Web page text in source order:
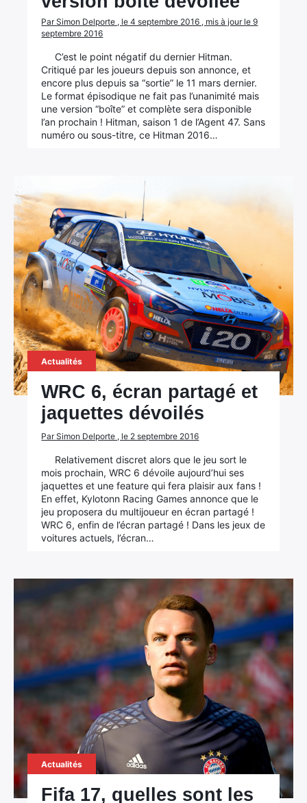
Par Simon Delporte , le 4 septembre 2016 , mis à jour le 9
septembre 2016
C’est le point négatif du dernier Hitman.
Critiqué par les joueurs depuis son annonce, et
encore plus depuis sa “sortie” le 11 mars dernier.
Le format épisodique ne fait pas l’unanimité mais
une version “boîte” et complète sera disponible
l’an prochain ! Hitman, saison 1 de l’Agent 47. Sans
numéro ou sous-titre, ce Hitman 2016…
Actualités
WRC 6, écran partagé et
jaquettes dévoilés
Par Simon Delporte , le 2 septembre 2016
Relativement discret alors que le jeu sort le
mois prochain, WRC 6 dévoile aujourd’hui ses
jaquettes et une feature qui fera plaisir aux fans !
En effet, Kylotonn Racing Games annonce que le
jeu proposera du multijoueur en écran partagé !
WRC 6, enfin de l’écran partagé ! Dans les jeux de
voitures actuels, l’écran…
Actualités
Fifa 17, quelles sont les